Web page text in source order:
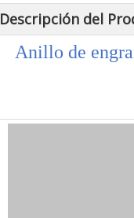
Descripción del
Anillo de